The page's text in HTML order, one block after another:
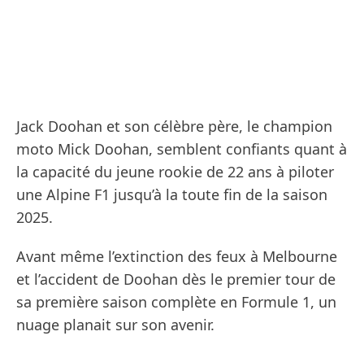
Jack Doohan et son célèbre père, le champion
moto Mick Doohan, semblent confiants quant à
la capacité du jeune rookie de 22 ans à piloter
une Alpine F1 jusqu’à la toute fin de la saison
2025.
Avant même l’extinction des feux à Melbourne
et l’accident de Doohan dès le premier tour de
sa première saison complète en Formule 1, un
nuage planait sur son avenir.